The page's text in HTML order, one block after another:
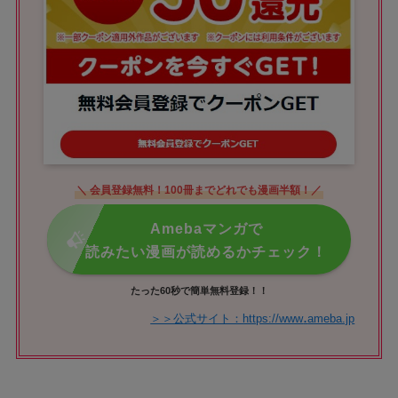
＼ 会員登録無料！100冊までどれでも漫画半額！／
Amebaマンガで
読みたい漫画が読めるかチェック！
たった60秒で簡単無料登録！！
＞＞公式サイト：https://www.ameba.jp